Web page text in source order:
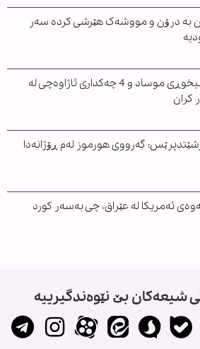
بە درۆن و مووشەک هێرشی کردە سەر
21 سیخوڕی موساد و 4 چەکداری ئاژاوەچی لە
کران
گەرووی هورموز لەم ڕۆژانەدا
ئەمریکا لە عێراق، چی بەسەر کورد
شیعەکان بێ نێوەندگیرییە